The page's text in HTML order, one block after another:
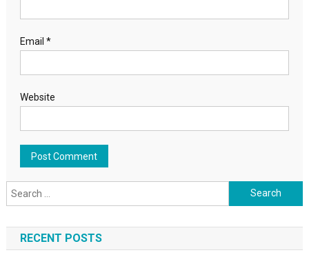
Email *
Website
Search for:
RECENT POSTS